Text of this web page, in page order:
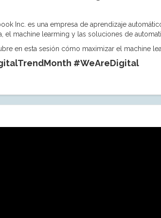
Inc. es una empresa de aprendizaje
el machine learming y las soluciones de
en esta sesión cómo maximizar el machine
#WeAreDigital